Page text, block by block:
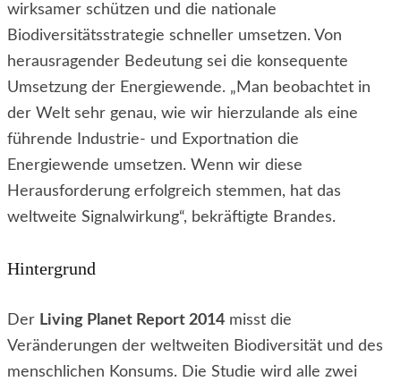
wirksamer schützen und die nationale
Biodiversitätsstrategie schneller umsetzen. Von
herausragender Bedeutung sei die konsequente
Umsetzung der Energiewende. „Man beobachtet in
der Welt sehr genau, wie wir hierzulande als eine
führende Industrie- und Exportnation die
Energiewende umsetzen. Wenn wir diese
Herausforderung erfolgreich stemmen, hat das
weltweite Signalwirkung“, bekräftigte Brandes.
Hintergrund
Der Living Planet Report 2014 misst die
Veränderungen der weltweiten Biodiversität und des
menschlichen Konsums. Die Studie wird alle zwei